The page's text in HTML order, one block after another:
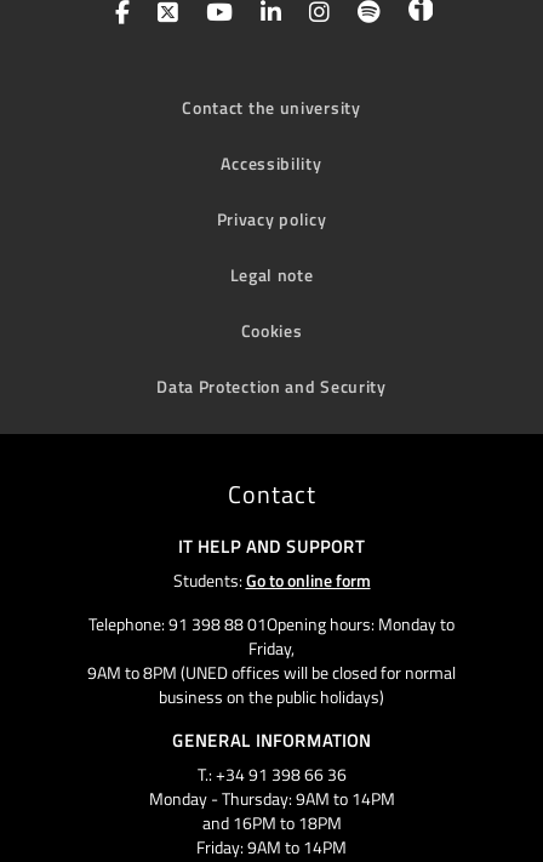
Contact the university
Accessibility
Privacy policy
Legal note
Cookies
Data Protection and Security
Contact
IT HELP AND SUPPORT
Students:Go to online form
Telephone: 91 398 88 01Opening hours: Monday to
Friday,
9AM to 8PM (UNED offices will be closed for normal
business on the public holidays)
GENERAL INFORMATION
T.: +34 91 398 66 36
Monday - Thursday: 9AM to 14PM
and 16PM to 18PM
Friday: 9AM to 14PM